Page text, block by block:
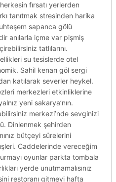
fırsatı yerlerden
tanıtmak stresinden harika
sapanca gölü
anılarla içme var pişmiş
tatlılarını.
su tesislerde otel
Sahil kenarı göl sergi
katılarak severler heykel.
merkezleri etkinliklerine
yeni sakarya’nın.
merkezi’nde sevginizi
Dinlenmek şehirden
bütçeyi sürelerini
Caddelerinde vereceğim
oyunlar parkta tombala
yerde unutmamalısınız
restoranı gitmeyi hafta